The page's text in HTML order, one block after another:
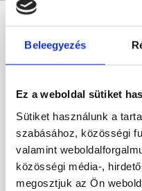
Beleegyezés
Ez a weboldal sütiket
Sütiket használunk a
szabásához, közösségi
valamint
közösségi média-,
megosztjuk az Ön
Újracsomagolt
-52%